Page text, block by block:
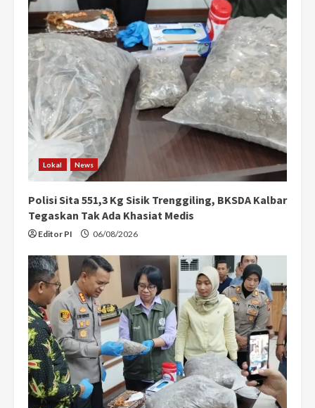
Lokal News
Polisi Sita 551,3 Kg Sisik Trenggiling, BKSDA Kalbar
Tegaskan Tak Ada Khasiat Medis
Editor PI 06/08/2026